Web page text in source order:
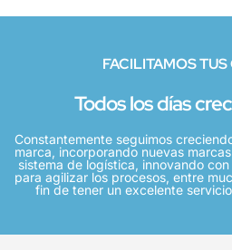
FACILITAMOS
Todos los días
Constantemente seguimos
marca, incorporando nuevas
sistema de logística, innovando
para agilizar los procesos, entre
fin de tener un excelente